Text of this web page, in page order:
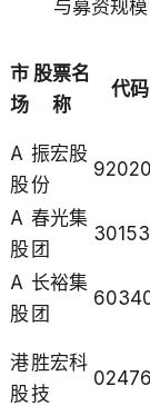
与募资规模
市
场
股票名
称
代码
A
股
振宏股
份
A
股
春光集
团
A
股
长裕集
团
港
股
胜宏科
技
02476